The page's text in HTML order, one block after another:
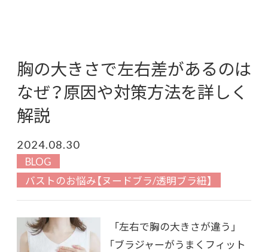
胸の大きさで左右差があるのは
なぜ？原因や対策方法を詳しく
解説
2024.08.30
BLOG
バストのお悩み【ヌードブラ/透明ブラ紐】
「左右で胸の大きさが違う」
「ブラジャーがうまくフィット